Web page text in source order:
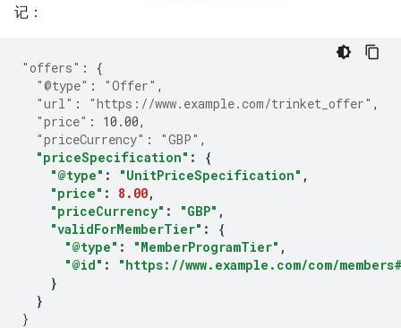
记：
"offers" :
{
"@type" : "Offer" ,
"url" : "https://www.example.com/trinket_offer" ,
"price" : 10.00,
"priceCurrency" : "GBP" ,
"priceSpecification" :
{
"@type" : "UnitPriceSpecification" ,
"price" : 8.00,
"priceCurrency" : "GBP" ,
"validForMemberTier" :
{
"@type" : "MemberProgramTier" ,
"@id" :
"https://www.example.com/com/
}
}
}